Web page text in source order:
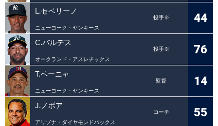
L.セベリーノ
投手※
ニューヨーク・ヤンキース
44
C.バルデス
投手※
オークランド・アスレチックス
76
T.ペーニャ
監督
ニューヨーク・ヤンキース
14
J.ノボア
コーチ
アリゾナ・ダイヤモンドバックス
55